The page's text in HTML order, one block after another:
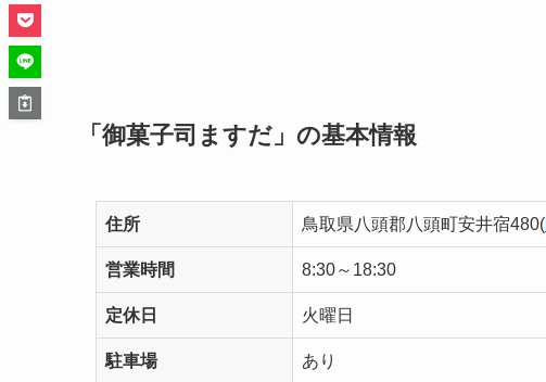
「御菓子司ますだ」の基本情報
住所 鳥取県八頭郡八頭町安井宿480(
営業時間 8:30～18:30
定休日 火曜日
駐車場 あり